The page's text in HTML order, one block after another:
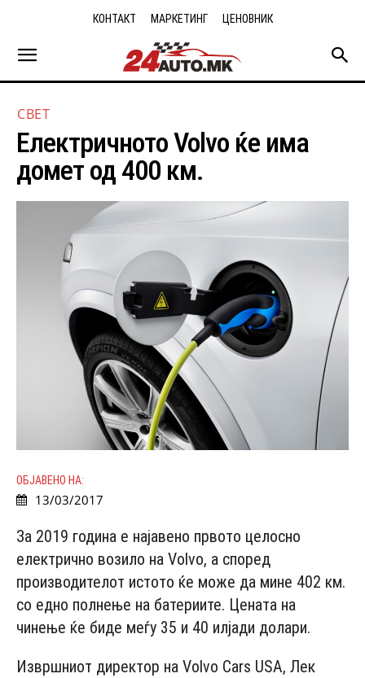
КОНТАКТ МАРКЕТИНГ ЦЕНОВНИК
СВЕТ
Електричното Volvo ќе има
домет од 400 км.
ОБЈАВЕНО НА:
13/03/2017
За 2019 година е најавено првото целосно
електрично возило на Volvo, а според
производителот истото ќе може да мине 402 км.
со едно полнење на батериите. Цената на
чинење ќе биде меѓу 35 и 40 илјади долари.
Извршниот директор на Volvo Cars USA, Лек